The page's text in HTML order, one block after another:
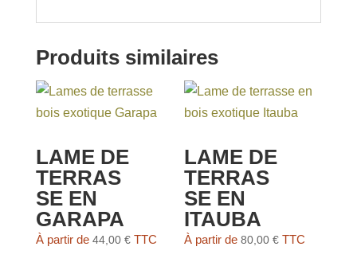
Produits similaires
LAME DE
TERRAS
SE EN
GARAPA
À partir de 44,00 € TTC
LAME DE
TERRAS
SE EN
ITAUBA
À partir de80,00€ TTC